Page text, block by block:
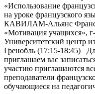
«Использование
на уроке французского
КАВИЛАМ-Альянс
«Мотивация учащихся»,
Университетский центр
Гренобль (17:15-18:45)
приглашаем вас
участию приглашаются
преподаватели
обучающиеся на